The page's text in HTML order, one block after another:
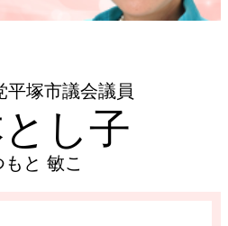
し子
もと 敏こ
平塚市議会議員